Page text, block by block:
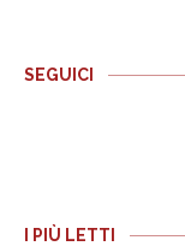
SEGUICI
I PIÙ LETTI